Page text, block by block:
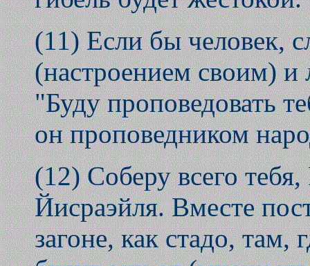
(11) Если бы человек,
(настроением своим) и
"Буду проповедовать
он проповедником
(12) Соберу всего
Йисраэйля. Вместе
загоне, как стадо, там,